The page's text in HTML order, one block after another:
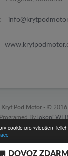
cookie pro vylepšení jejich
Kryt Pod Motor - © 2016
Programed By lokopi WEB
DOVOZ